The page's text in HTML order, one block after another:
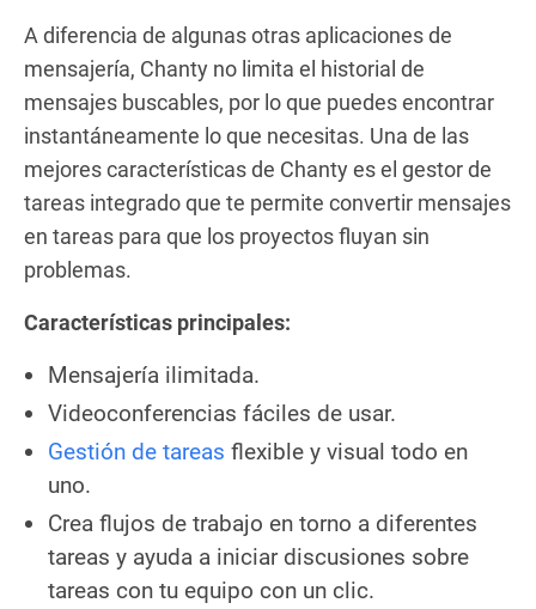
A diferencia de algunas otras aplicaciones de
mensajería, Chanty no limita el historial de
mensajes buscables, por lo que puedes encontrar
instantáneamente lo que necesitas. Una de las
mejores características de Chanty es el gestor de
tareas integrado que te permite convertir mensajes
en tareas para que los proyectos fluyan sin
problemas.
Características principales:
Mensajería ilimitada.
Videoconferencias fáciles de usar.
Gestión de tareas flexible y visual todo en
uno.
Crea flujos de trabajo en torno a diferentes
tareas y ayuda a iniciar discusiones sobre
tareas con tu equipo con un clic.